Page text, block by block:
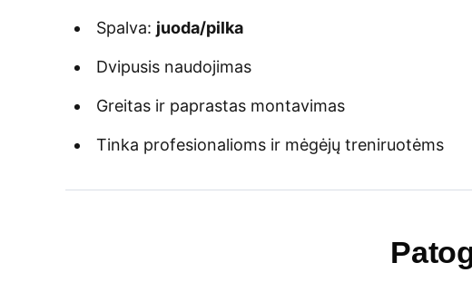
Spalva: juoda/pilka
Dvipusis naudojimas
Greitas ir paprastas montavimas
Tinka profesionalioms ir mėgėjų treniruotėms